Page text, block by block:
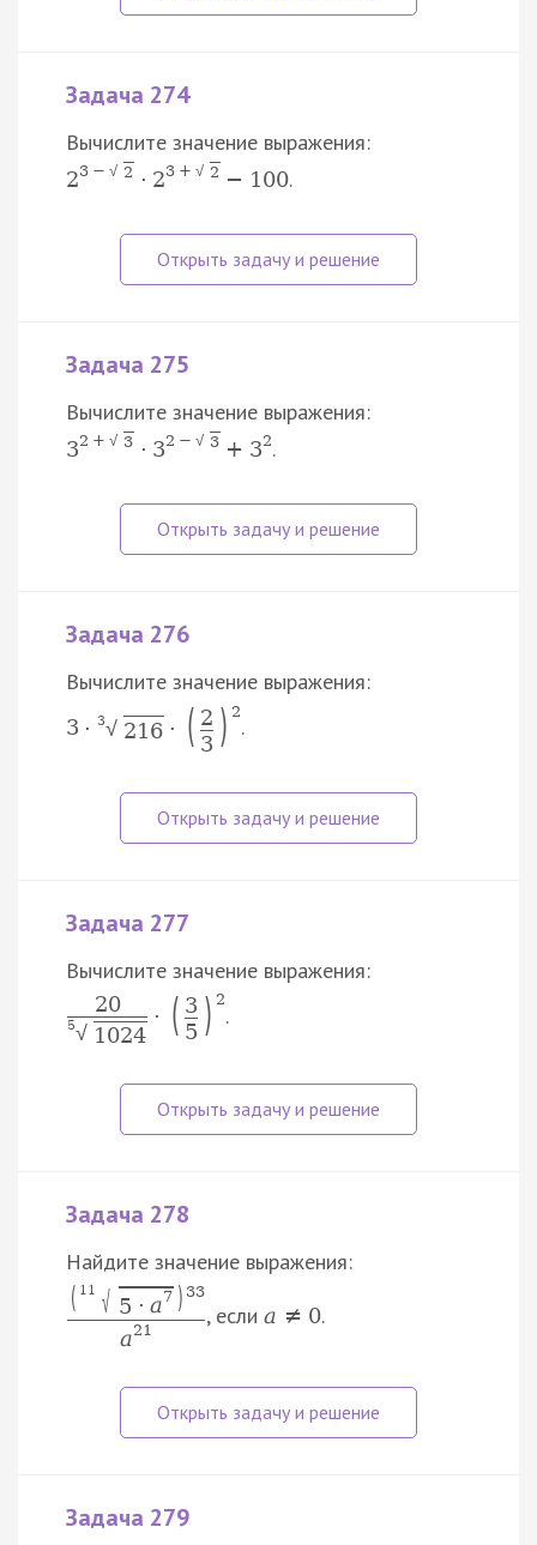
Задача 274
Вычислите значение выражения:
23 − √ 2 ⋅ 23 + √ 2 − 100.
Задача 275
Вычислите значение выражения:
32 + √ 3 ⋅ 32 − √ 3 + 32.
Задача 276
Вычислите значение выражения:
3 ⋅ 3√ 216 ⋅ ( 2
3 ) 2
.
Задача 277
Вычислите значение выражения:
20
5√ 1024
⋅ ( 3
5 ) 2
.
Задача 278
Найдите значение выражения:
( 11 √ 5 ⋅ a7 ) 33
a21
, если a ≠ 0.
Задача 279